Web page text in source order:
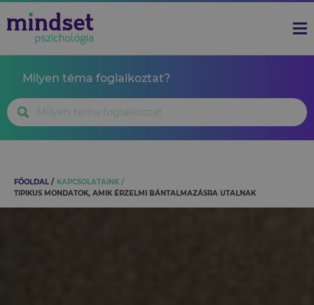
Milyen téma foglalkoztat?
FŐOLDAL
KAPCSOLATAINK
TIPIKUS MONDATOK, AMIK ÉRZELMI BÁNTALMAZÁSRA UTALNAK